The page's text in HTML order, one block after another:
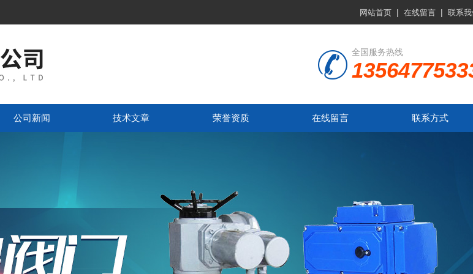
网站首页 | 在线留言 | 联系
全国服务热线
公司新闻 技术文章 荣誉资质 在线留言 联系方式